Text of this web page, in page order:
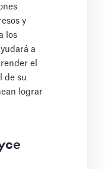
y
los
a
el
de su
lograr